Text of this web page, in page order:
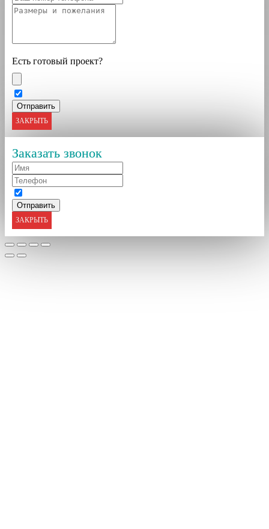
Есть готовый проект?
ЗАКРЫТЬ
Заказать звонок
ЗАКРЫТЬ